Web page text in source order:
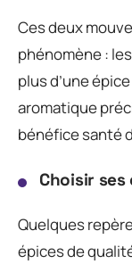
Ces deux
phénomène :
plus d’une
aromatique
bénéfice santé
Choisir
Quelques
épices de